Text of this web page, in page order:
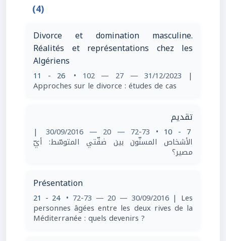
(4)
Divorce et domination masculine.
Réalités et représentations chez les
Algériens
11 - 26 • 102 — 27 — 31/12/2023 |
Approches sur le divorce : études de cas
تقديم
7 - 10
• 72-73 — 20 — 30/09/2016
|
الأشخاص المسنّون بين ضفّتي المتوسّط: أيّ
مصير؟
Présentation
21 - 24 • 72-73 — 20 — 30/09/2016 | Les
personnes âgées entre les deux rives de la
Méditerranée : quels devenirs ?